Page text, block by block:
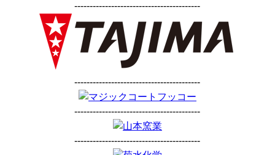
-----------------------------------------
-----------------------------------------
-----------------------------------------
-----------------------------------------